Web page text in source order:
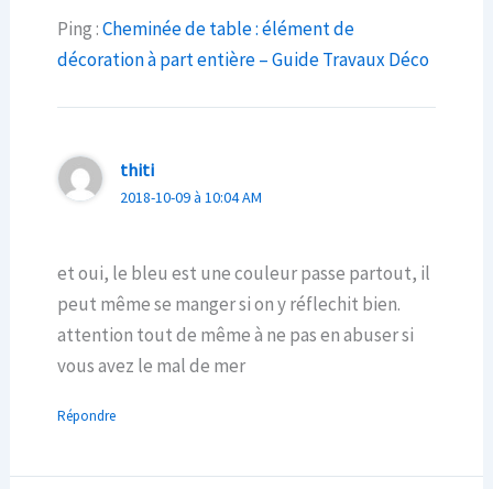
Ping :Cheminée de table : élément de
décoration à part entière – Guide Travaux Déco
thiti
2018-10-09 à 10:04 AM
et oui, le bleu est une couleur passe partout, il
peut même se manger si on y réflechit bien.
attention tout de même à ne pas en abuser si
vous avez le mal de mer
Répondre